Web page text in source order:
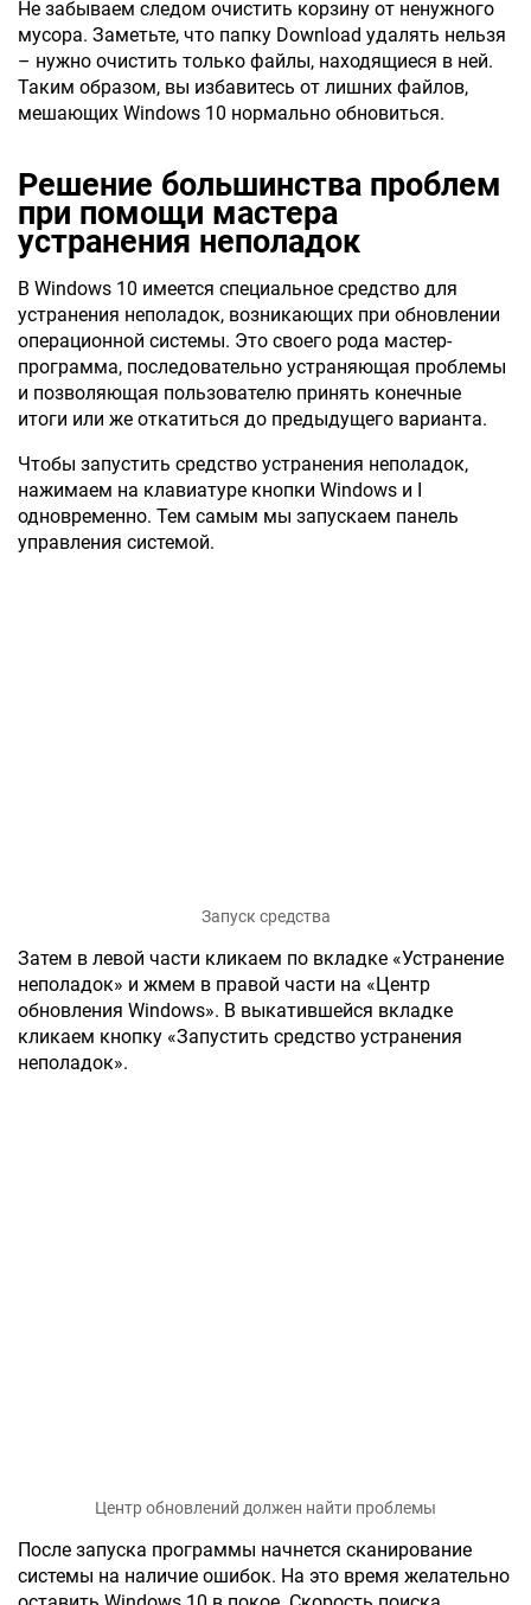
Не забываем следом очистить корзину от ненужного
мусора. Заметьте, что папку Download удалять нельзя
– нужно очистить только файлы, находящиеся в ней.
Таким образом, вы избавитесь от лишних файлов,
мешающих Windows 10 нормально обновиться.
Решение большинства проблем
при помощи мастера
устранения неполадок
В Windows 10 имеется специальное средство для
устранения неполадок, возникающих при обновлении
операционной системы. Это своего рода мастер-
программа, последовательно устраняющая проблемы
и позволяющая пользователю принять конечные
итоги или же откатиться до предыдущего варианта.
Чтобы запустить средство устранения неполадок,
нажимаем на клавиатуре кнопки Windows и I
одновременно. Тем самым мы запускаем панель
управления системой.
Запуск средства
Затем в левой части кликаем по вкладке «Устранение
неполадок» и жмем в правой части на «Центр
обновления Windows». В выкатившейся вкладке
кликаем кнопку «Запустить средство устранения
неполадок».
Центр обновлений должен найти проблемы
После запуска программы начнется сканирование
системы на наличие ошибок. На это время желательно